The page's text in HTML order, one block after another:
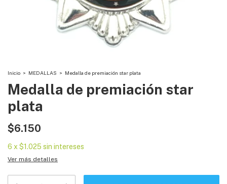
Inicio > MEDALLAS > Medalla de premiación star plata
Medalla de premiación star
plata
$6.150
6 x $1.025 sin intereses
Ver más detalles